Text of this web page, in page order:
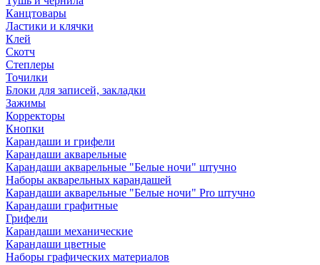
Канцтовары
Ластики и клячки
Клей
Скотч
Степлеры
Точилки
Блоки для записей, закладки
Зажимы
Корректоры
Кнопки
Карандаши и грифели
Карандаши акварельные
Карандаши акварельные "Белые ночи" штучно
Наборы акварельных карандашей
Карандаши акварельные "Белые ночи" Pro штучно
Карандаши графитные
Грифели
Карандаши механические
Карандаши цветные
Наборы графических материалов